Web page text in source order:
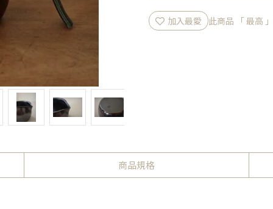
加入最愛 此商品 「 最高
商品規格